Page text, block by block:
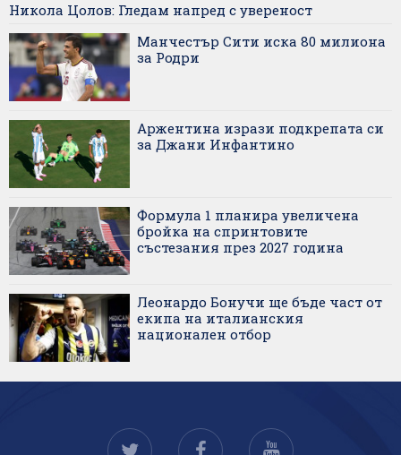
Никола Цолов: Гледам напред с увереност
Манчестър Сити иска 80 милиона
за Родри
Аржентина изрази подкрепата си
за Джани Инфантино
Формула 1 планира увеличена
бройка на спринтовите
състезания през 2027 година
Леонардо Бонучи ще бъде част от
екипа на италианския
национален отбор